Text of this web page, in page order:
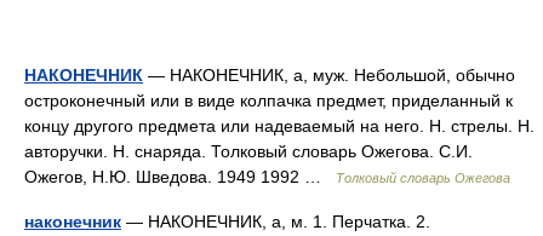
НАКОНЕЧНИК — НАКОНЕЧНИК, а, муж. Небольшой, обычно
остроконечный или в виде колпачка предмет, приделанный к
концу другого предмета или надеваемый на него. Н. стрелы. Н.
авторучки. Н. снаряда. Толковый словарь Ожегова. С.И.
Ожегов, Н.Ю. Шведова. 1949 1992 …
Толковый словарь Ожегова
наконечник — НАКОНЕЧНИК, а, м. 1. Перчатка. 2.